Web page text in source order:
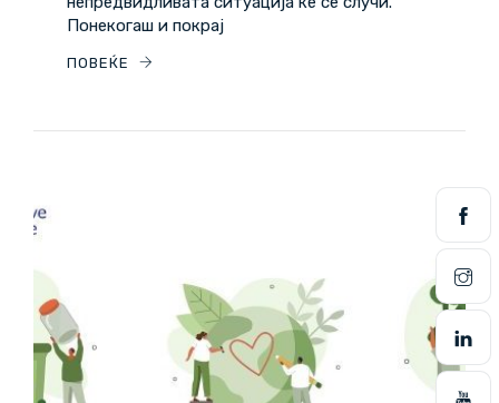
Понекогаш и покрај
ПОВЕЌЕ